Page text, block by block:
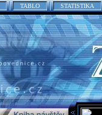
TABLO STATISTIKA